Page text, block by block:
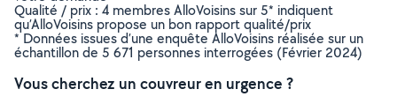
Qualité / prix : 4 membres AlloVoisins sur 5* indiquent
qu’AlloVoisins propose un bon rapport qualité/prix
* Données issues d’une enquête AlloVoisins réalisée sur un
échantillon de 5 671 personnes interrogées (Février 2024)
Vous cherchez un couvreur en urgence ?